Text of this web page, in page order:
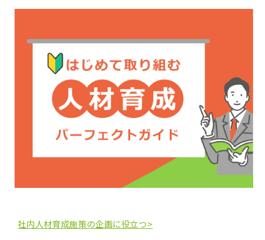
社内人材育成施策の企画に役立つ>